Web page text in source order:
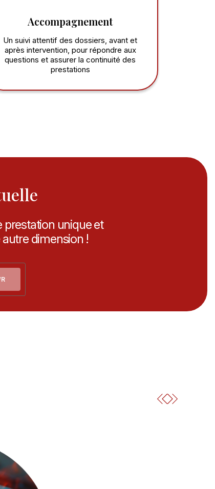
Accompagnement
Un suivi attentif des dossiers, avant et
après intervention, pour répondre aux
questions et assurer la continuité des
prestations
prestation unique et
dimension !